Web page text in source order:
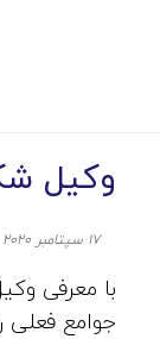
وکیل
۱۷ سپتامبر ۲۰۲۰
با معرفی
جوامع